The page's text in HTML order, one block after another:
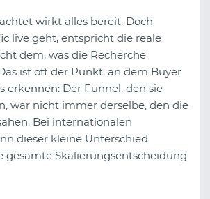
wirkt alles bereit. Doch
live geht, entspricht die reale
dem, was die Recherche
ist oft der Punkt, an dem Buyer
erkennen: Der Funnel, den sie
war nicht immer derselbe, den die
Bei internationalen
dieser kleine Unterschied
gesamte Skalierungsentscheidung